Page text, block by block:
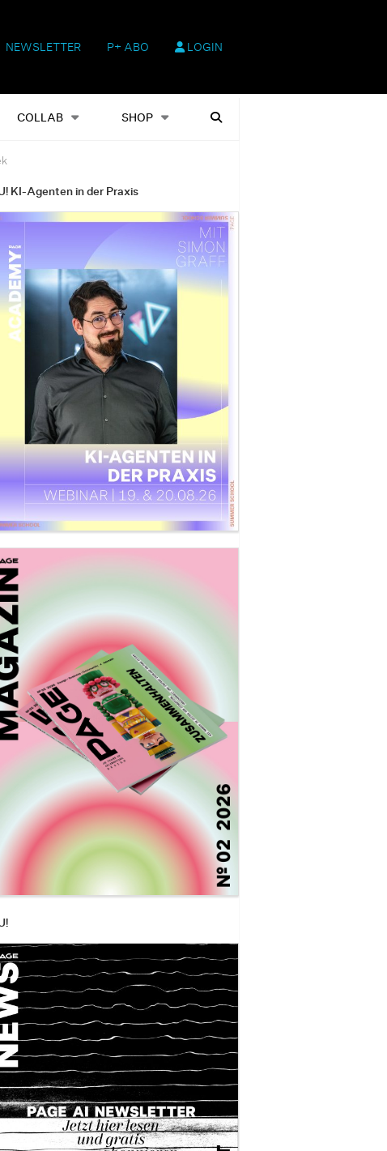
NEWSLETTER P+ ABO LOGIN
COLLAB SHOP
Shop Heftausgaben Suchen
KI-Agenten in der Praxis